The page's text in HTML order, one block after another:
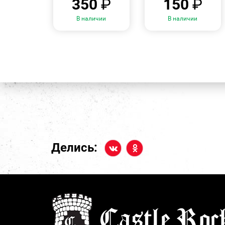
350 ₽
В наличии
150 ₽
В наличии
Делись: